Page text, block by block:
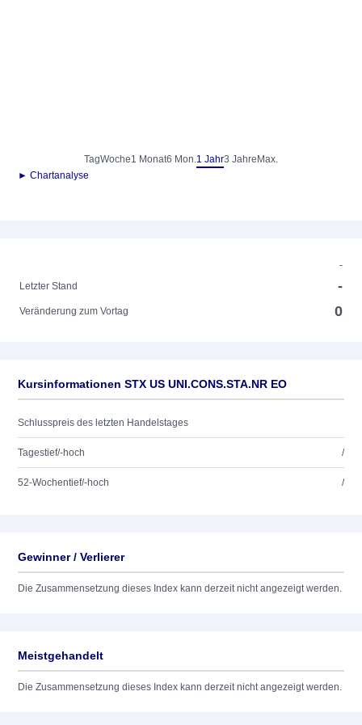
TagWoche1 Monat6 Mon.1 Jahr3 Jahre Max.
► Chartanalyse
-
Letzter Stand
-
Veränderung zum Vortag 0
Kursinformationen STX US UNI.CONS.STA.NR EO
Schlusspreis des letzten Handelstages
Tagestief/-hoch /
52-Wochentief/-hoch /
Gewinner / Verlierer
Die Zusammensetzung dieses Index kann derzeit nicht angezeigt werden.
Meistgehandelt
Die Zusammensetzung dieses Index kann derzeit nicht angezeigt werden.